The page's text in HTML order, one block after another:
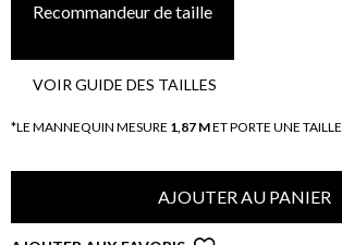
Recommandeur de taille
VOIR GUIDE DES TAILLES
*LE MANNEQUIN MESURE 1,87 MET PORTE UNE TAILLE
AJOUTER AU PANIER